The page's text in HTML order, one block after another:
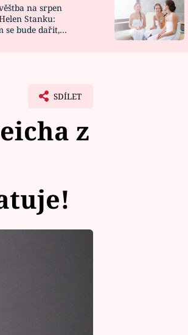
DESIGN
na srpen
Stanku:
se bude dařit,
SDÍLET
z